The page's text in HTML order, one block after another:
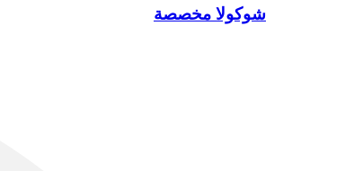
شوكولا مخصصة